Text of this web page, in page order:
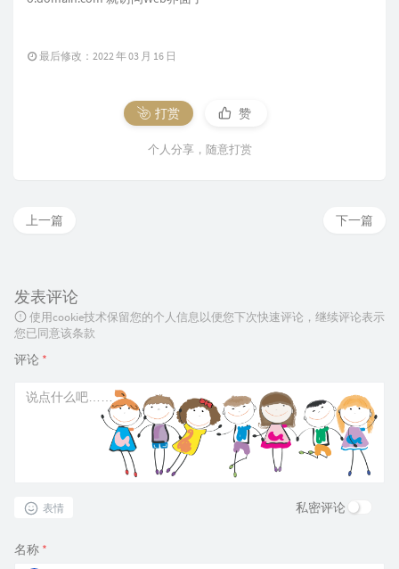
最后修改：2022 年 03 月 16 日
打赏 赞
个人分享，随意打赏
下一篇
上一篇
发表评论
使用cookie技术保留您的个人信息以便您下次快速评论，继续评论表示
您已同意该条款
评论 *
表情 私密评论
名称 *